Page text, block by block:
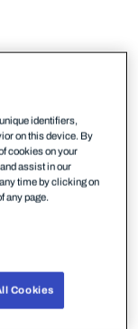
identifiers,
on this device. By
cookies on your
assist in our
time by clicking on
any page.
Cookies